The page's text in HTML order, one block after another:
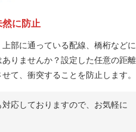
に防止
部に通っている配線、橋桁などに
りませんか？設定した任意の距離
て、衝突することを防止します。
応しておりますので、お気軽に